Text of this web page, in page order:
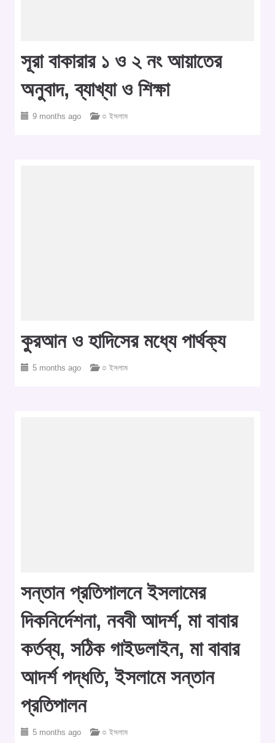
সূরা বাকারার ১ ও ২ নং আয়াতের
অনুবাদ, ব্যাখ্যা ও শিক্ষা
9 months ago ○ ইসলাম
কুরআন ও হাদিসের মধ্যে পার্থক্য
5 months ago ○ ইসলাম
সন্তান প্রতিপালনে ইসলামের
দিকনির্দেশনা, নববী আদর্শ, মা বাবার
কর্তব্য, সঠিক গাইডলাইন, মা বাবার
আদর্শ পদ্ধতি, ইসলামে সন্তান
প্রতিপালন
5 months ago ○ ইসলাম